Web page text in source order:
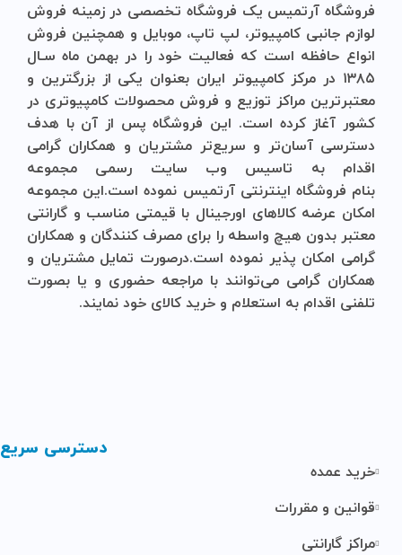
فروشگاه آرتمیس یک فروشگاه تخصصی در زمینه فروش
لوازم جانبی کامپیوتر، لپ تاپ، موبایل و ‌همچنین فروش
انواع حافظه است که فعالیت خود را در بهمن ماه سـال
۱۳۸۵ در مرکز کامپیوتر ایران بعنوان یکی از بزرگترین و
معتبرترین مراکز توزیع و فروش محصولات کامپیوتری در
کشور آغاز کرده است. این فروشگاه پس از آن با هدف
دسترسی آسان‌تر و سریع‌تر مشتریان و همکاران گرامی
اقدام به تاسیس وب سایت رسمی مجموعه
بنام فروشگاه اینترنتی آرتمیس نموده است.این مجموعه
امکان عرضه کالاهای اورجینال با قیمتی مناسب و گارانتی
معتبر بدون هیچ واسطه را برای مصرف کنندگان و همکاران
گرامی امکان پذیر نموده است.درصورت تمایل مشتریان و
همکاران گرامی می‌توانند با مراجعه حضوری و یا بصورت
تلفنی اقدام به استعلام و خرید کالای خود نمایند.
دسترسی سریع
خرید عمده
قوانین و مقررات
مراکز گارانتی